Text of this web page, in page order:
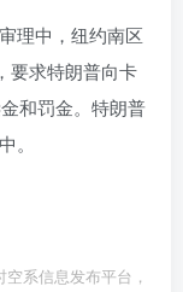
理中，纽约南区
要求特朗普向卡
和罚金。特朗普
。
系信息发布平台，